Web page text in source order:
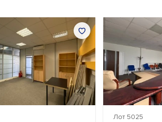
Лот 5025